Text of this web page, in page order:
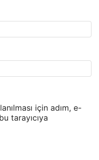
için adım, e-
tarayıcıya